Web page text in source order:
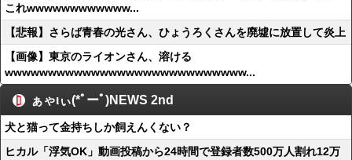
これwwwwwwwwwwww...
【悲報】さらば青春の光さん、ひょうろくさんを廃墟に放置して炎上
【画像】東京のライオンさん、溶ける
wwwwwwwwwwwwwwwwwwwwwwwwwwww...
ぁゃιぃ(*ﾟーﾟ)NEWS 2nd
犬と猫って金持ちしか飼えんくない？
ヒカル「浮気OK」動画投稿から24時間で登録者数500万人割れ12万